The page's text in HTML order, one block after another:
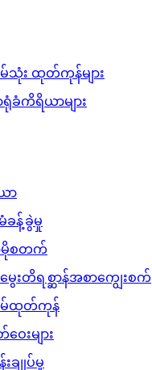
သုံး ထုတ်ကုန်များ
ခံကိရိယာများ
ာ
ခန့်ခွဲမှု
မိုစတက်
းတိရစ္ဆာန်အစာကျွေးစက်
မ်ထုတ်ကုန်
ဝေးများ
းချုပ်မှု